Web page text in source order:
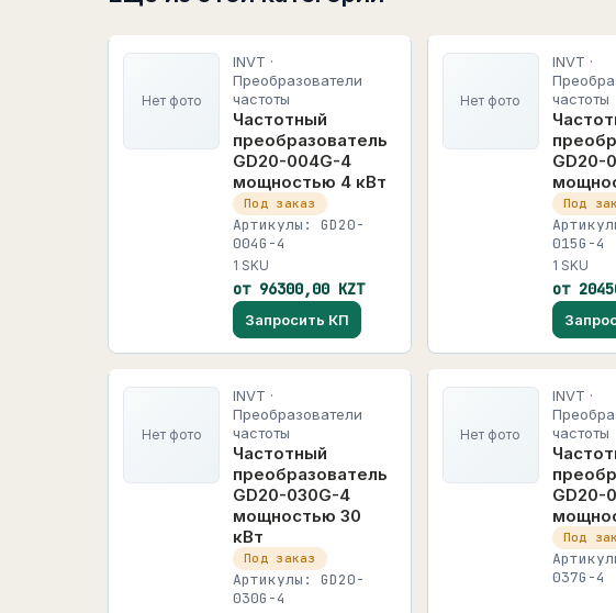
Нет фото
INVT ·
Преобразователи
частоты
Частотный
преобразователь
GD20-004G-4
мощностью 4 кВт
Под заказ
Артикулы: GD20-
004G-4
1 SKU
от 96300,00 KZT
Запросить КП
Нет фото
INVT ·
частоты
GD20-
Под
015G-4
1 SKU
от
Нет фото
INVT ·
Преобразователи
частоты
Частотный
преобразователь
GD20-030G-4
мощностью 30
кВт
Под заказ
Артикулы: GD20-
030G-4
Нет фото
INVT ·
частоты
GD20-
Под
037G-4